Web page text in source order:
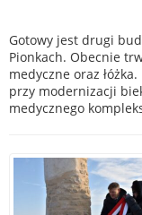
Gotowy jest drugi
Pionkach. Obecnie
medyczne oraz
przy modernizacji
medycznego